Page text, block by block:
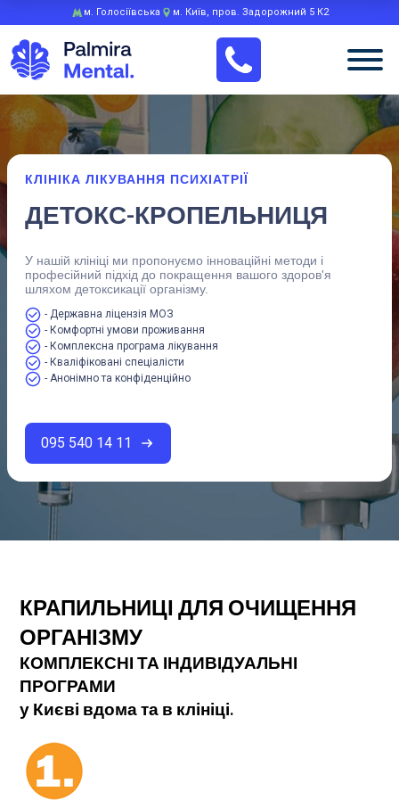
м. Голосіївська м. Київ, пров. Задорожний 5 К2
КЛІНІКА ЛІКУВАННЯ ПСИХІАТРІЇ
ДЕТОКС-КРОПЕЛЬНИЦЯ
У нашій клініці ми пропонуємо інноваційні методи і
професійний підхід до покращення вашого здоров'я
шляхом детоксикації організму.
- Державна ліцензія МОЗ
- Комфортні умови проживання
- Комплексна програма лікування
- Кваліфіковані спеціалісти
- Анонімно та конфіденційно
095 540 14 11
КРАПИЛЬНИЦІ ДЛЯ ОЧИЩЕННЯ
ОРГАНІЗМУ
КОМПЛЕКСНІ ТА ІНДИВІДУАЛЬНІ
ПРОГРАМИ
у Києві вдома та в клініці.